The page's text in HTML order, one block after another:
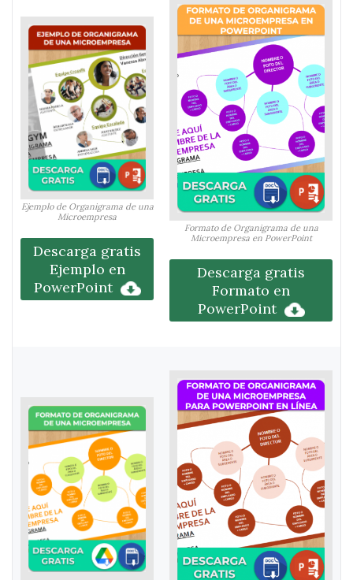
Ejemplo de Organigrama de una
Microempresa
Descarga gratis
Ejemplo en
PowerPoint
Formato de Organigrama de una
Microempresa en PowerPoint
Descarga gratis
Formato en
PowerPoint